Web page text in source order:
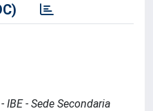
- Sede Secondaria